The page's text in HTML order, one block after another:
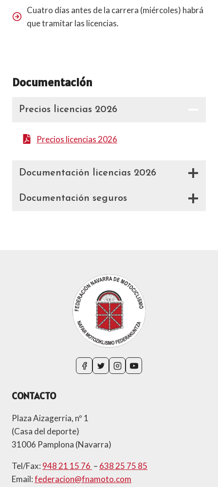
Cuatro días antes de la carrera (miércoles) habrá
que tramitar las licencias.
Documentación
Precios licencias 2026
Precios licencias 2026
Documentación licencias 2026
Documentación seguros
CONTACTO
Plaza Aizagerria, nº 1
(Casa del deporte)
31006 Pamplona (Navarra)
Tel/Fax: 948 21 15 76 – 638 25 75 85
Email:federacion@fnamoto.com